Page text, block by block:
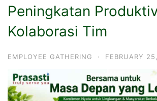
Peningkatan
Kolaborasi Tim
EMPLOYEE GATHERING · FEBRUARY